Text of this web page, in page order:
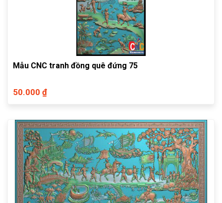
Mẫu CNC tranh đồng quê đứng 75
50.000 ₫